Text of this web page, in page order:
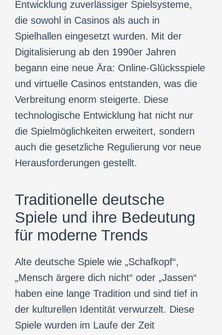
Entwicklung zuverlässiger Spielsysteme,
die sowohl in Casinos als auch in
Spielhallen eingesetzt wurden. Mit der
Digitalisierung ab den 1990er Jahren
begann eine neue Ära: Online-Glücksspiele
und virtuelle Casinos entstanden, was die
Verbreitung enorm steigerte. Diese
technologische Entwicklung hat nicht nur
die Spielmöglichkeiten erweitert, sondern
auch die gesetzliche Regulierung vor neue
Herausforderungen gestellt.
Traditionelle deutsche
Spiele und ihre Bedeutung
für moderne Trends
Alte deutsche Spiele wie „Schafkopf“,
„Mensch ärgere dich nicht“ oder „Jassen“
haben eine lange Tradition und sind tief in
der kulturellen Identität verwurzelt. Diese
Spiele wurden im Laufe der Zeit